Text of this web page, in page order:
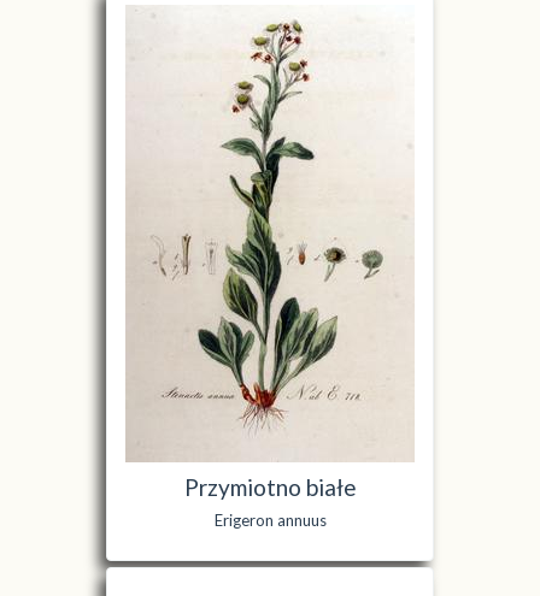
Przymiotno białe
Erigeron annuus